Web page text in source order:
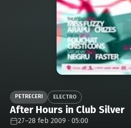
Caută în site...
PETRECERI ELECTRO
After Hours in Club Silver
27–28 feb 2009 · 05:00